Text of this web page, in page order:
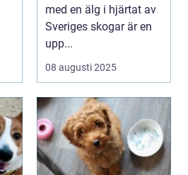
med en älg i hjärtat av
Sveriges skogar är en
upp...
08 augusti 2025